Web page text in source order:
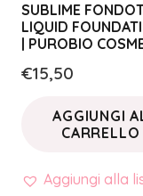
SUBLIME
LIQUID
| PUROBIO
€15,50
AGGIUNGI
CARRELLO
Aggiungi alla